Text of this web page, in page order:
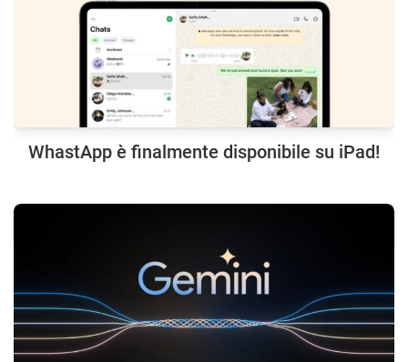
WhastApp è finalmente disponibile su iPad!